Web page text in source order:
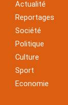
o
o
k
Actualité
Reportages
Société
Politique
Culture
Sport
Economie